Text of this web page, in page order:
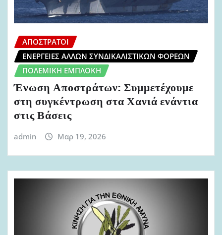
ΑΠΌΣΤΡΑΤΟΙ
ΕΝΈΡΓΕΙΕΣ ΆΛΛΩΝ ΣΥΝΔΙΚΑΛΙΣΤΙΚΏΝ ΦΟΡΈΩΝ
ΠΟΛΕΜΙΚΉ ΕΜΠΛΟΚΉ
Ένωση Αποστράτων: Συμμετέχουμε
στη συγκέντρωση στα Χανιά ενάντια
στις Βάσεις
admin Μαρ 19, 2026